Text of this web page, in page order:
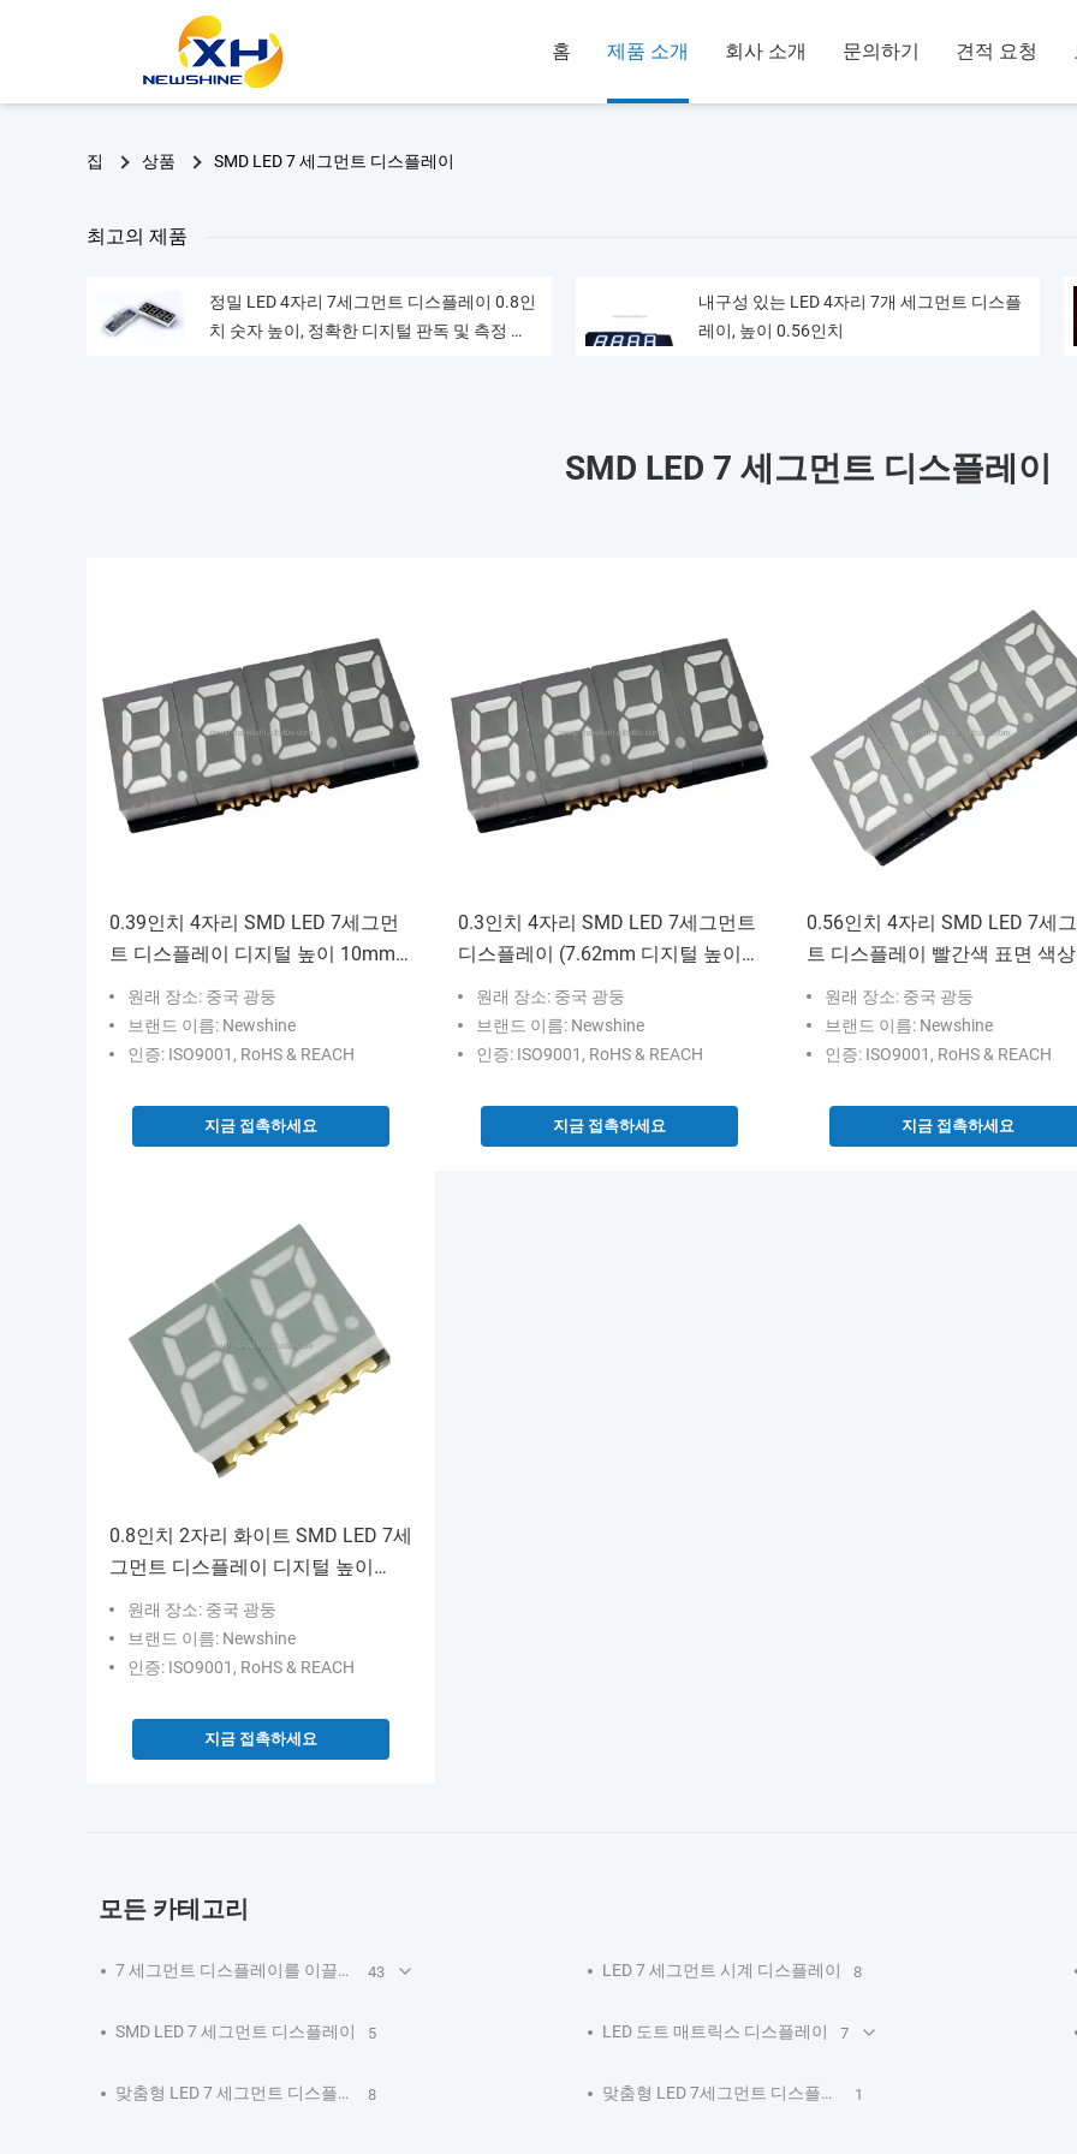
홈 제품 소개 회사 소개 문의하기 견적 요청
집 상품 SMD LED 7 세그먼트 디스플레이
최고의 제품
정밀 LED 4자리 7세그먼트 디스플레이 0.8인
치 숫자 높이, 정확한 디지털 판독 및 측정 시
내구성 있는 LED 4자리 7개 세그먼트 디스플
레이, 높이 0.56인치
SMD LED 7 세그먼트 디스플레이
0.39인치 4자리 SMD LED 7세그먼
트 디스플레이 디지털 높이 10mm
빨간색 표면 색상 전자 카운터, 타이
머 및 디스플레이 장비에 이상적
원래 장소: 중국 광둥
브랜드 이름: Newshine
인증: ISO9001, RoHS & REACH
지금 접촉하세요
0.3인치 4자리 SMD LED 7세그먼트
디스플레이 (7.62mm 디지털 높이) -
전자 카운터 및 디스플레이 시스템
원래 장소: 중국 광둥
브랜드 이름: Newshine
인증: ISO9001, RoHS & REACH
지금 접촉하세요
0.56인치 4자리 SMD LED 7세
트 디스플레이 빨간색 표면 색상
지털 높이 14.22mm 전자 측정
원래 장소: 중국 광둥
브랜드 이름: Newshine
인증: ISO9001, RoHS & REACH
지금 접촉하세요
0.8인치 2자리 화이트 SMD LED 7세
그먼트 디스플레이 디지털 높이
20.28mm 전자 기기 통합에 적합
원래 장소: 중국 광둥
브랜드 이름: Newshine
인증: ISO9001, RoHS & REACH
지금 접촉하세요
모든 카테고리
7 세그먼트 디스플레이를 이끌었습니다 43 LED 7 세그먼트 시계 디스플레이 8
SMD LED 7 세그먼트 디스플레이 5 LED 도트 매트릭스 디스플레이 7
맞춤형 LED 7 세그먼트 디스플레이 8 맞춤형 LED 7세그먼트 디스플레이 솔루션 1